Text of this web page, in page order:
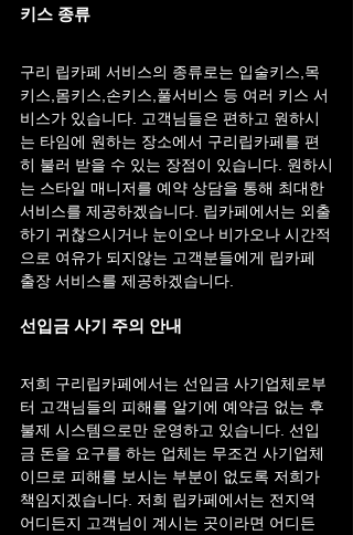
키스 종류
구리 립카페 서비스의 종류로는 입술키스,목
키스,몸키스,손키스,풀서비스 등 여러 키스 서
비스가 있습니다. 고객님들은 편하고 원하시
는 타임에 원하는 장소에서 구리립카페를 편
히 불러 받을 수 있는 장점이 있습니다. 원하시
는 스타일 매니저를 예약 상담을 통해 최대한
서비스를 제공하겠습니다. 립카페에서는 외출
하기 귀찮으시거나 눈이오나 비가오나 시간적
으로 여유가 되지않는 고객분들에게 립카페
출장 서비스를 제공하겠습니다.
선입금 사기 주의 안내
저희 구리립카페에서는 선입금 사기업체로부
터 고객님들의 피해를 알기에 예약금 없는 후
불제 시스템으로만 운영하고 있습니다. 선입
금 돈을 요구를 하는 업체는 무조건 사기업체
이므로 피해를 보시는 부분이 없도록 저희가
책임지겠습니다. 저희 립카페에서는 전지역
어디든지 고객님이 계시는 곳이라면 어디든